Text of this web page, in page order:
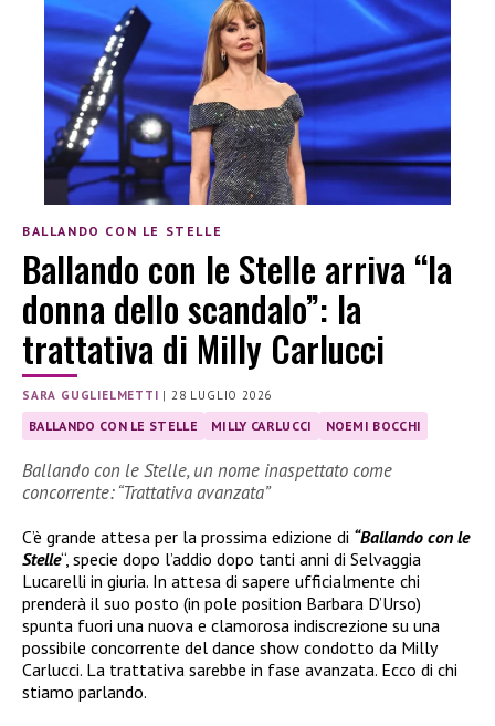
BALLANDO CON LE STELLE
Ballando con le Stelle arriva “la
donna dello scandalo”: la
trattativa di Milly Carlucci
SARA GUGLIELMETTI |28 LUGLIO 2026
BALLANDO CON LE STELLE MILLY CARLUCCI NOEMI BOCCHI
Ballando con le Stelle, un nome inaspettato come
concorrente: “Trattativa avanzata”
C’è grande attesa per la prossima edizione di “Ballando con le
Stelle“, specie dopo l’addio dopo tanti anni di Selvaggia
Lucarelli in giuria. In attesa di sapere ufficialmente chi
prenderà il suo posto (in pole position Barbara D’Urso)
spunta fuori una nuova e clamorosa indiscrezione su una
possibile concorrente del dance show condotto da Milly
Carlucci. La trattativa sarebbe in fase avanzata. Ecco di chi
stiamo parlando.